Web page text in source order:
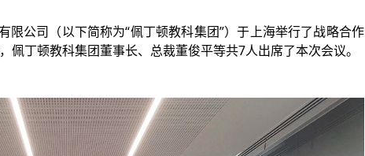
限公司（以下简称为“佩丁顿教科集团”）于上海举行了战略合作
丁顿教科集团董事长、总裁董俊平等共7人出席了本次会议。